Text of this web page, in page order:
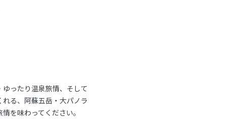
ったり温泉旅情、そして
る、阿蘇五岳・大パノラ
を味わってください。